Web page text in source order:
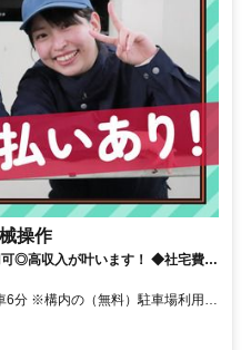
操作
◎高収入が叶います！ ◆社宅費全
夜間も営業の食堂完備！日替わり
6分 ※構内の（無料）駐車場利用
のタクシー送迎あり （遅刻・早